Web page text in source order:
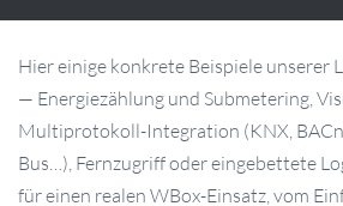
Hier einige konkrete Beispiele unserer
— Energiezählung und Submetering,
Multiprotokoll-Integration (KNX,
Bus…), Fernzugriff oder eingebettete
für einen realen WBox-Einsatz, vom